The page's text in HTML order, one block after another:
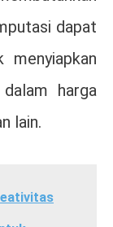
dapat
harga
lain.